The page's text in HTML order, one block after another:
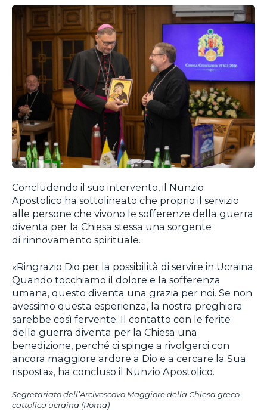
Concludendo il suo intervento, il Nunzio
Apostolico ha sottolineato che proprio il servizio
alle persone che vivono le sofferenze della guerra
diventa per la Chiesa stessa una sorgente
di rinnovamento spirituale.
«Ringrazio Dio per la possibilità di servire in Ucraina.
Quando tocchiamo il dolore e la sofferenza
umana, questo diventa una grazia per noi. Se non
avessimo questa esperienza, la nostra preghiera
sarebbe così fervente. Il contatto con le ferite
della guerra diventa per la Chiesa una
benedizione, perché ci spinge a rivolgerci con
ancora maggiore ardore a Dio e a cercare la Sua
risposta», ha concluso il Nunzio Apostolico.
Segretariato dell’Arcivescovo Maggiore della Chiesa greco-
cattolica ucraina (Roma)